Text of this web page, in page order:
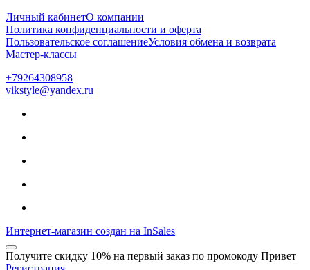
Личный кабинетО компании
Политика конфиденциальности и оферта
Пользовательское соглашениеУсловия обмена и возврата
Мастер-классы
+79264308958
vikstyle@yandex.ru
Интернет-магазин создан на InSales
Получите скидку 10% на первый заказ по промокоду Привет